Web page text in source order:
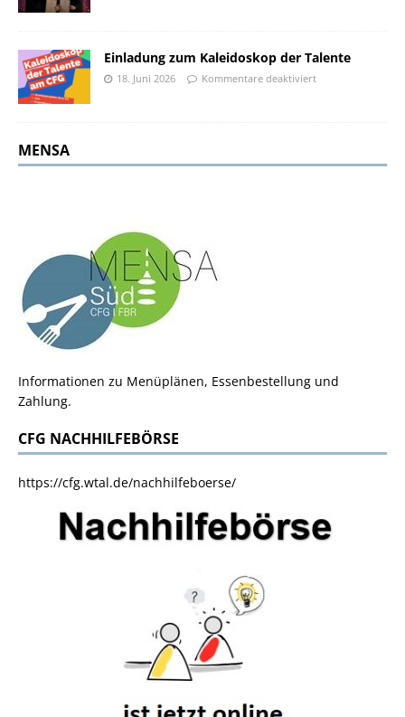
Einladung zum Kaleidoskop der Talente
18. Juni 2026 Kommentare deaktiviert
MENSA
Informationen zu Menüplänen, Essenbestellung und
Zahlung.
CFG NACHHILFEBÖRSE
https://cfg.wtal.de/nachhilfeboerse/